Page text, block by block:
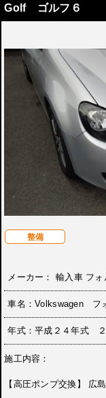
Golf ゴルフ６
整備
メーカー： 輸入車 フ
車名：Volkswagen フ
年式：平成２４年式
施工内容：
【高圧ポンプ交換】 広